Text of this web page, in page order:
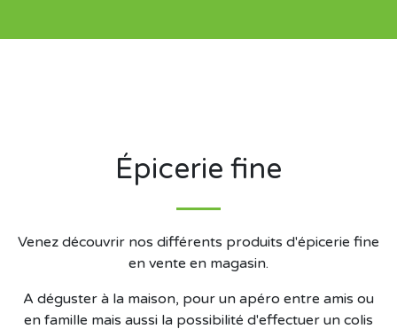
Épicerie fine
Venez découvrir nos différents produits d'épicerie fine
en vente en magasin.
A déguster à la maison, pour un apéro entre amis ou
en famille mais aussi la possibilité d'effectuer un colis